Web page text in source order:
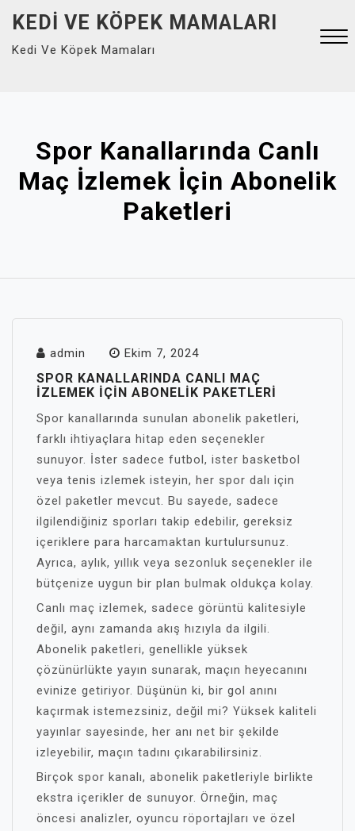
content
KEDI VE KÖPEK MAMALARI
Kedi Ve Köpek Mamaları
Spor Kanallarında Canlı
Maç İzlemek İçin Abonelik
Paketleri
admin Ekim 7, 2024
SPOR KANALLARINDA CANLI MAÇ
İZLEMEK İÇIN ABONELIK PAKETLERI
Spor kanallarında sunulan abonelik paketleri,
farklı ihtiyaçlara hitap eden seçenekler
sunuyor. İster sadece futbol, ister basketbol
veya tenis izlemek isteyin, her spor dalı için
özel paketler mevcut. Bu sayede, sadece
ilgilendiğiniz sporları takip edebilir, gereksiz
içeriklere para harcamaktan kurtulursunuz.
Ayrıca, aylık, yıllık veya sezonluk seçenekler ile
bütçenize uygun bir plan bulmak oldukça kolay.
Canlı maç izlemek, sadece görüntü kalitesiyle
değil, aynı zamanda akış hızıyla da ilgili.
Abonelik paketleri, genellikle yüksek
çözünürlükte yayın sunarak, maçın heyecanını
evinize getiriyor. Düşünün ki, bir gol anını
kaçırmak istemezsiniz, değil mi? Yüksek kaliteli
yayınlar sayesinde, her anı net bir şekilde
izleyebilir, maçın tadını çıkarabilirsiniz.
Birçok spor kanalı, abonelik paketleriyle birlikte
ekstra içerikler de sunuyor. Örneğin, maç
öncesi analizler, oyuncu röportajları ve özel